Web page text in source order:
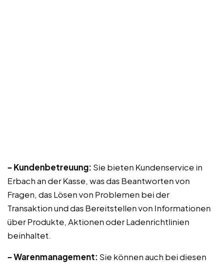
– Kundenbetreuung: Sie bieten Kundenservice in
Erbach an der Kasse, was das Beantworten von
Fragen, das Lösen von Problemen bei der
Transaktion und das Bereitstellen von Informationen
über Produkte, Aktionen oder Ladenrichtlinien
beinhaltet.
– Warenmanagement: Sie können auch bei diesen